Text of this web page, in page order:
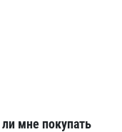
мне покупать